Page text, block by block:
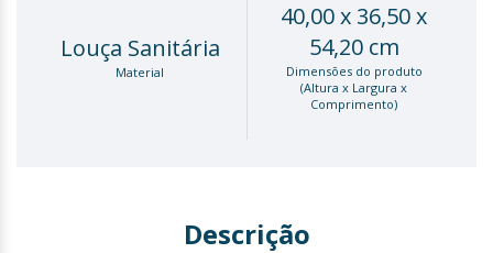
Louça Sanitária
Material
40,00 x 36,50 x
54,20 cm
Dimensões do produto
(Altura x Largura x
Comprimento)
Descrição